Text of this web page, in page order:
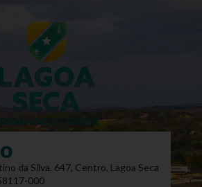
da Silva, 647, Centro, Lagoa Seca
000